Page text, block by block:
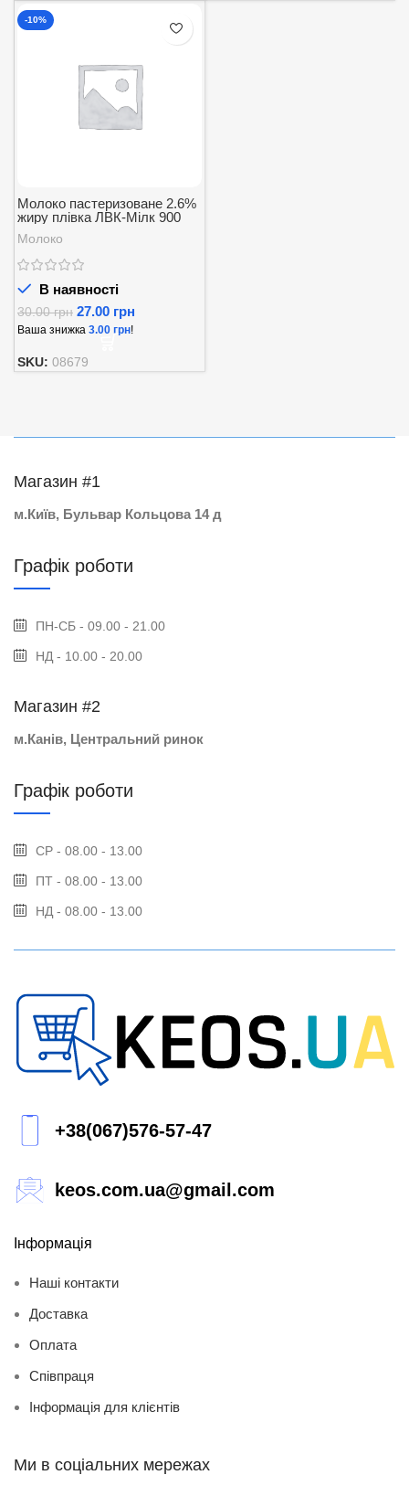
-10%
Молоко пастеризоване 2.6%
жиру плівка ЛВК-Мілк 900
мл.
Молоко
В наявності
30.00грн 27.00 грн
Ваша знижка 3.00 грн!
SKU: 08679
Магазин #1
м.Київ, Бульвар Кольцова 14 д
Графік роботи
ПН-СБ - 09.00 - 21.00
НД - 10.00 - 20.00
Магазин #2
м.Канів, Центральний ринок
Графік роботи
СР - 08.00 - 13.00
ПТ - 08.00 - 13.00
НД - 08.00 - 13.00
+38(067)576-57-47
keos.com.ua@gmail.com
Інформація
Наші контакти
Доставка
Оплата
Співпраця
Інформація для клієнтів
Ми в соціальних мережах